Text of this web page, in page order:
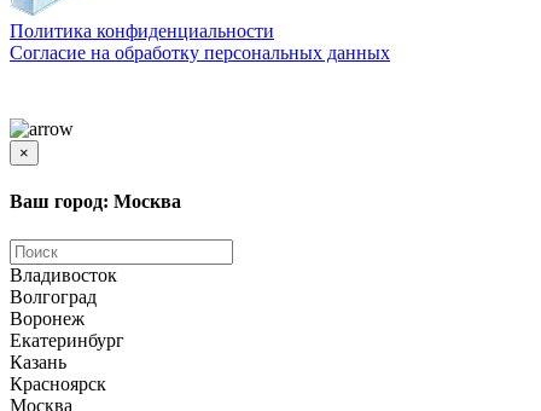
Политика конфиденциальности
Согласиe на обработку персональных данных
×
Ваш город: Москва
Владивосток
Волгоград
Воронеж
Екатеринбург
Казань
Красноярск
Москва